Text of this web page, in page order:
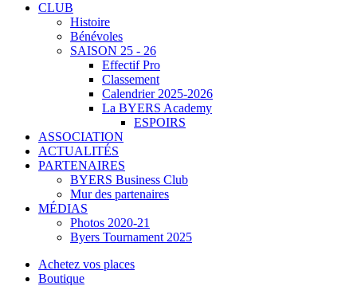
CLUB
Histoire
Bénévoles
SAISON 25 - 26
Effectif Pro
Classement
Calendrier 2025-2026
La BYERS Academy
ESPOIRS
ASSOCIATION
ACTUALITÉS
PARTENAIRES
BYERS Business Club
Mur des partenaires
MÉDIAS
Photos 2020-21
Byers Tournament 2025
Achetez vos places
Boutique